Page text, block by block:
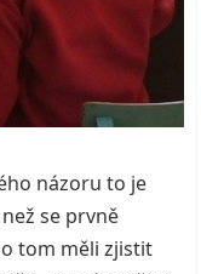
názoru to je
se prvně
tom měli zjistit